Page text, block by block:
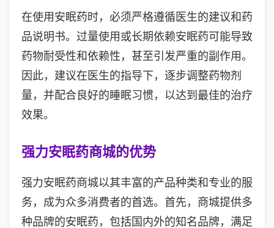
在使用安眠药时，必须严格遵循医生的建议和药
品说明书。过量使用或长期依赖安眠药可能导致
药物耐受性和依赖性，甚至引发严重的副作用。
因此，建议在医生的指导下，逐步调整药物剂
量，并配合良好的睡眠习惯，以达到最佳的治疗
效果。
强力安眠药商城的优势
强力安眠药商城以其丰富的产品种类和专业的服
务，成为众多消费者的首选。首先，商城提供多
种品牌的安眠药，包括国内外的知名品牌，满足